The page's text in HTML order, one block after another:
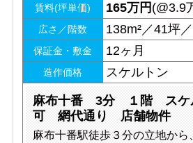
賃料(坪単価) 165万円 (@3.9
広さ／階数 138m²／41坪
保証金・敷金 12ヶ月
造作価格 スケルトン
麻布十番 3分 １階 スケ
可 網代通り 店舗物件
麻布十番駅徒歩３分の立地か